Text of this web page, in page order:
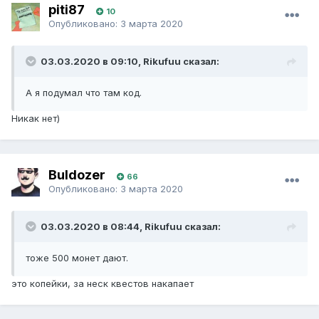
piti87 10
Опубликовано: 3 марта 2020
03.03.2020 в 09:10, Rikufuu сказал:
А я подумал что там код.
Никак нет)
Buldozer 66
Опубликовано: 3 марта 2020
03.03.2020 в 08:44, Rikufuu сказал:
тоже 500 монет дают.
это копейки, за неск квестов накапает